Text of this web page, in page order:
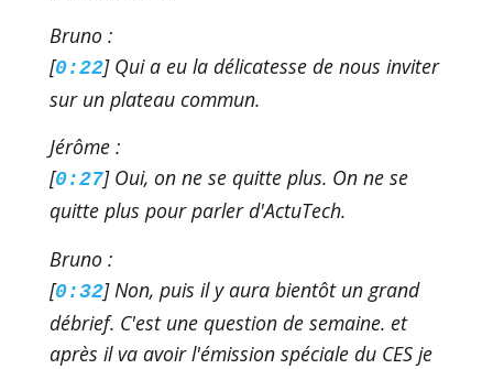
Bruno :
[0:22] Qui a eu la délicatesse de nous inviter
sur un plateau commun.
Jérôme :
[0:27] Oui, on ne se quitte plus. On ne se
quitte plus pour parler d'ActuTech.
Bruno :
[0:32] Non, puis il y aura bientôt un grand
débrief. C'est une question de semaine. et
après il va avoir l'émission spéciale du CES je